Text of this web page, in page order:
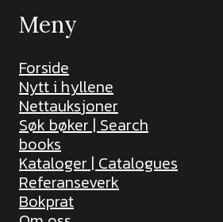
Meny
Forside
Nytt i hyllene
Nettauksjoner
Søk bøker | Search
books
Kataloger | Catalogues
Referanseverk
Bokprat